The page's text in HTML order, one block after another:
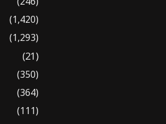
(1,420)
(1,293)
(21)
(350)
(364)
(111)